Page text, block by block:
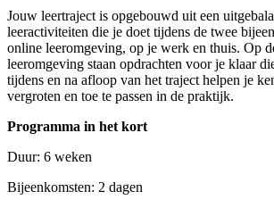
Jouw leertraject is opgebouwd uit een
leeractiviteiten die je doet tijdens de twee
online leeromgeving, op je werk en thuis. Op
leeromgeving staan opdrachten voor je klaar
tijdens en na afloop van het traject helpen je
vergroten en toe te passen in de praktijk.
Programma in het kort
Duur: 6 weken
Bijeenkomsten: 2 dagen